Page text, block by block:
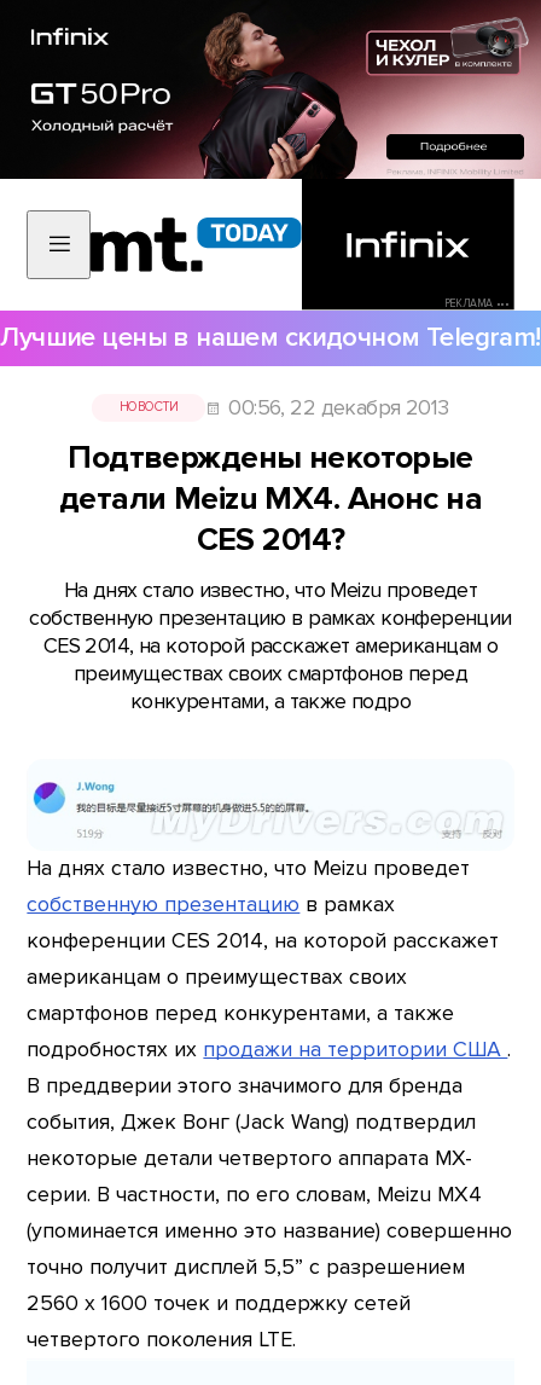
РЕКЛАМА •••
Лучшие цены в нашем скидочном Telegram!
НОВОСТИ 00:56, 22 декабря 2013
Подтверждены некоторые
детали Meizu MX4. Анонс на
CES 2014?
На днях стало известно, что Meizu проведет
собственную презентацию в рамках конференции
CES 2014, на которой расскажет американцам о
преимуществах своих смартфонов перед
конкурентами, а также подро
На днях стало известно, что Meizu проведет
собственную презентацию в рамках
конференции CES 2014, на которой расскажет
американцам о преимуществах своих
смартфонов перед конкурентами, а также
подробностях их продажи на территории США.
В преддверии этого значимого для бренда
события, Джек Вонг (Jack Wang) подтвердил
некоторые детали четвертого аппарата MX-
серии. В частности, по его словам, Meizu MX4
(упоминается именно это название) совершенно
точно получит дисплей 5,5” с разрешением
2560 х 1600 точек и поддержку сетей
четвертого поколения LTE.